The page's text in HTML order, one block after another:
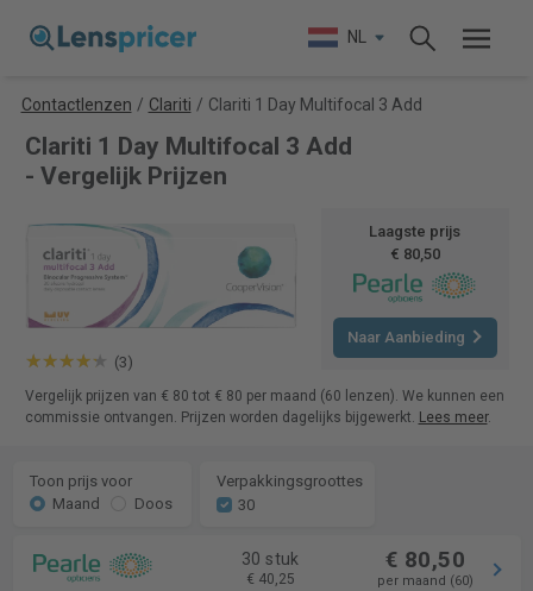
NL
Contactlenzen / Clariti / Clariti 1 Day Multifocal 3 Add
Clariti 1 Day Multifocal 3 Add
- Vergelijk Prijzen
(3)
Laagste prijs
€ 80,50
Naar Aanbieding
Vergelijk prijzen van € 80 tot € 80 per maand (60 lenzen). We kunnen een
commissie ontvangen. Prijzen worden dagelijks bijgewerkt. Lees meer.
Toon prijs voor
Maand
Doos
Verpakkingsgroottes
30
30 stuk
€ 40,25
€ 80,50
per maand (60)